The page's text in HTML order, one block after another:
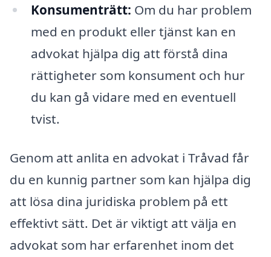
Konsumenträtt: Om du har problem
med en produkt eller tjänst kan en
advokat hjälpa dig att förstå dina
rättigheter som konsument och hur
du kan gå vidare med en eventuell
tvist.
Genom att anlita en advokat i Tråvad får
du en kunnig partner som kan hjälpa dig
att lösa dina juridiska problem på ett
effektivt sätt. Det är viktigt att välja en
advokat som har erfarenhet inom det